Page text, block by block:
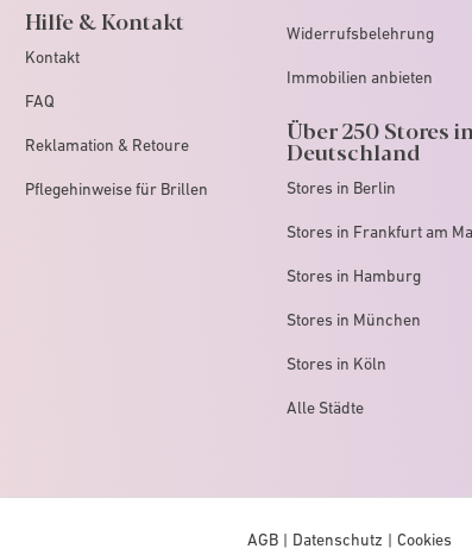
Hilfe & Kontakt
Kontakt
FAQ
Reklamation & Retoure
Pflegehinweise für Brillen
Widerrufsbelehrung
Immobilien anbieten
Über 250 Stores in
Deutschland
Stores in Berlin
Stores in Frankfurt am
Stores in Hamburg
Stores in München
Stores in Köln
Alle Städte
AGB Datenschutz Cookies